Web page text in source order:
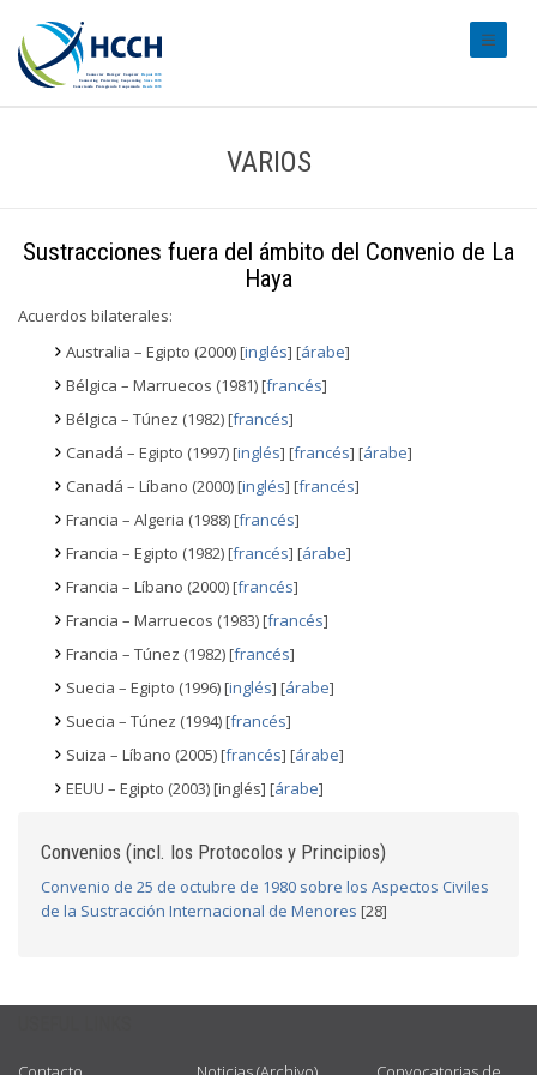
VARIOS
Sustracciones fuera del ámbito del Convenio de La
Haya
Acuerdos bilaterales:
Australia – Egipto (2000) [inglés] [árabe]
Bélgica – Marruecos (1981) [francés]
Bélgica – Túnez (1982) [francés]
Canadá – Egipto (1997) [inglés] [francés] [árabe]
Canadá – Líbano (2000) [inglés] [francés]
Francia – Algeria (1988) [francés]
Francia – Egipto (1982) [francés] [árabe]
Francia – Líbano (2000) [francés]
Francia – Marruecos (1983) [francés]
Francia – Túnez (1982) [francés]
Suecia – Egipto (1996) [inglés] [árabe]
Suecia – Túnez (1994) [francés]
Suiza – Líbano (2005) [francés] [árabe]
EEUU – Egipto (2003) [inglés] [árabe]
Convenios (incl. los Protocolos y Principios)
Convenio de 25 de octubre de 1980 sobre los Aspectos Civiles
de la Sustracción Internacional de Menores [28]